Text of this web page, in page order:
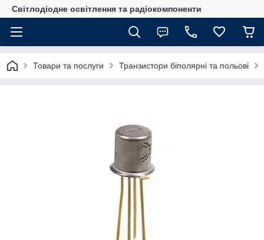
Світлодіодне освітлення та радіокомпоненти
Товари та послуги Транзистори біполярні та польові